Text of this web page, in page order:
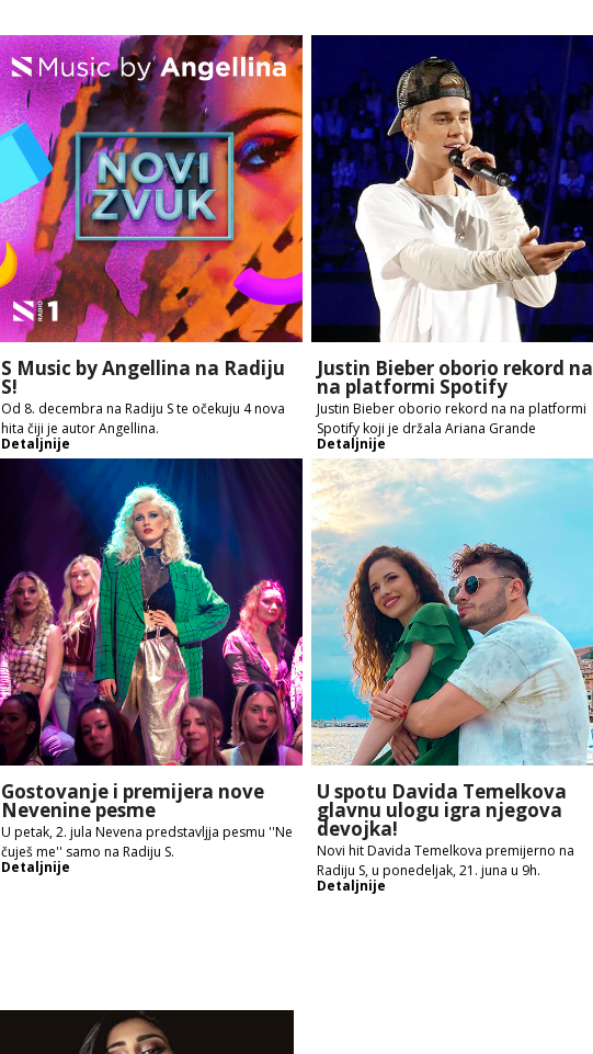
S Music by Angellina na Radiju
S!
Od 8. decembra na Radiju S te očekuju 4 nova
hita čiji je autor Angellina.
Detaljnije
Justin Bieber oborio rekord na
na platformi Spotify
Justin Bieber oborio rekord na na platformi
Spotify koji je držala Ariana Grande
Detaljnije
Gostovanje i premijera nove
Nevenine pesme
U petak, 2. jula Nevena predstavljja pesmu ''Ne
čuješ me'' samo na Radiju S.
Detaljnije
U spotu Davida Temelkova
glavnu ulogu igra njegova
devojka!
Novi hit Davida Temelkova premijerno na
Radiju S, u ponedeljak, 21. juna u 9h.
Detaljnije